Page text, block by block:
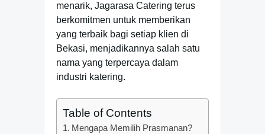
menarik, Jagarasa Catering terus
berkomitmen untuk memberikan
yang terbaik bagi setiap klien di
Bekasi, menjadikannya salah satu
nama yang terpercaya dalam
industri katering.
Table of Contents
Mengapa Memilih Prasmanan?